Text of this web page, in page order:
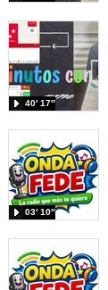
40′ 17″
03′ 10″